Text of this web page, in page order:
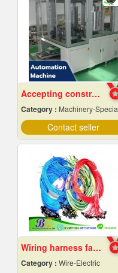
Accepting construction of automation machines in Pathum Thani
Category : Machinery-Specially Designed
Contact seller
Wiring harness factory
Category : Wire-Electric